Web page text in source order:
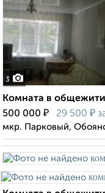
3
Комната в
500 000 ₽ 29 500 ₽
мкр. Парковый,